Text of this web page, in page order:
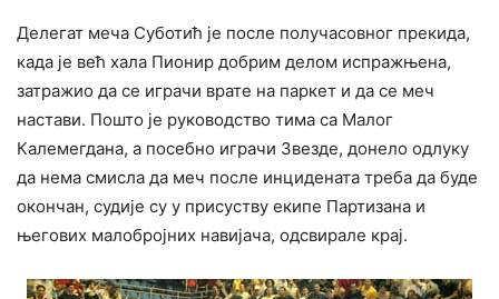
Делегат меча Суботић је после получасовног прекида,
када је већ хала Пионир добрим делом испражњена,
затражио да се играчи врате на паркет и да се меч
настави. Пошто је руководство тима са Малог
Калемегдана, а посебно играчи Звезде, донело одлуку
да нема смисла да меч после инцидената треба да буде
окончан, судије су у присуству екипе Партизана и
његових малобројних навијача, одсвирале крај.